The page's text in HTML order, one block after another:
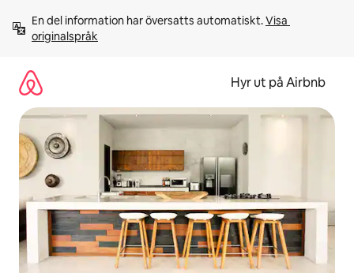
innehåll
En del information har översatts automatiskt. Visa
originalspråk
Hyr ut på Airbnb